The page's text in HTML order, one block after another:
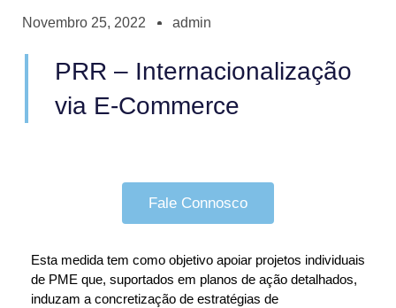
Novembro 25, 2022 admin
PRR – Internacionalização
via E-Commerce
Fale Connosco
Esta medida tem como objetivo apoiar projetos individuais
de PME que, suportados em planos de ação detalhados,
induzam a concretização de estratégias de